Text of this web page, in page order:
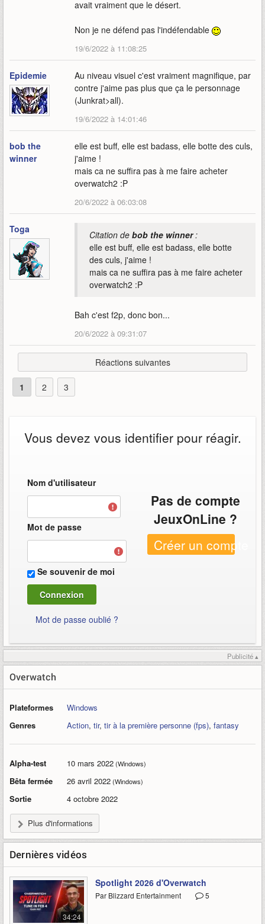
avait vraiment que le désert.
Non je ne défend pas l'indéfendable
19/6/2022 à 11:08:25
Epidemie
Au niveau visuel c'est vraiment magnifique, par
contre j'aime pas plus que ça le personnage
(Junkrat>all).
19/6/2022 à 14:01:46
bob the
winner
elle est buff, elle est badass, elle botte des culs,
j'aime !
mais ca ne suffira pas à me faire acheter
overwatch2 :P
20/6/2022 à 06:03:08
Toga Citation de bob the winner:
elle est buff, elle est badass, elle botte
des culs, j'aime !
mais ca ne suffira pas à me faire acheter
overwatch2 :P
Bah c'est f2p, donc bon...
20/6/2022 à 09:31:07
Réactions suivantes
1 2 3
Vous devez vous identifier pour réagir.
Nom d'utilisateur
Mot de passe
Se souvenir de moi
Mot de passe oublié ?
Pas de compte
JeuxOnLine ?
Créer un compte
Publicité ▴
Overwatch
Plateformes
Windows
Genres
Action, tir, tir à la première personne (fps), fantasy
Alpha-test 10 mars 2022(Windows)
Bêta fermée 26 avril 2022(Windows)
Sortie 4 octobre 2022
Plus d'informations
Dernières vidéos
34:24
Spotlight 2026 d'Overwatch
5
Par Blizzard Entertainment